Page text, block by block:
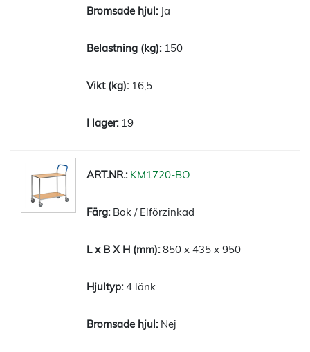
Ja
150
16,5
19
KM1720-BO
Bok / Elförzinkad
850 x 435 x 950
4 länk
Nej